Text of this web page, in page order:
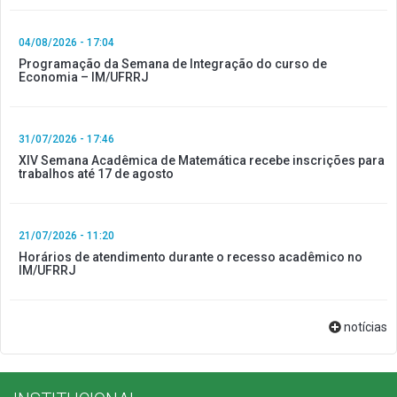
04/08/2026 - 17:04
Programação da Semana de Integração do curso de
Economia – IM/UFRRJ
31/07/2026 - 17:46
XIV Semana Acadêmica de Matemática recebe inscrições para
trabalhos até 17 de agosto
21/07/2026 - 11:20
Horários de atendimento durante o recesso acadêmico no
IM/UFRRJ
notícias